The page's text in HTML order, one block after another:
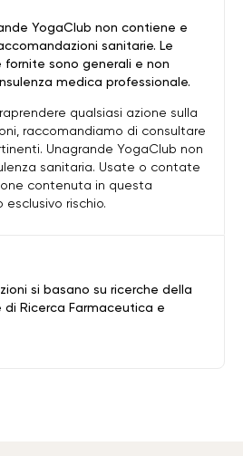
si basano su ricerche della
di Ricerca Farmaceutica e
YogaClub non contiene e
sanitarie. Le
fornite sono generali e non
medica professionale.
qualsiasi azione sulla
raccomandiamo di consultare
Unagrande YogaClub non
sanitaria. Usate o contate
contenuta in questa
rischio.